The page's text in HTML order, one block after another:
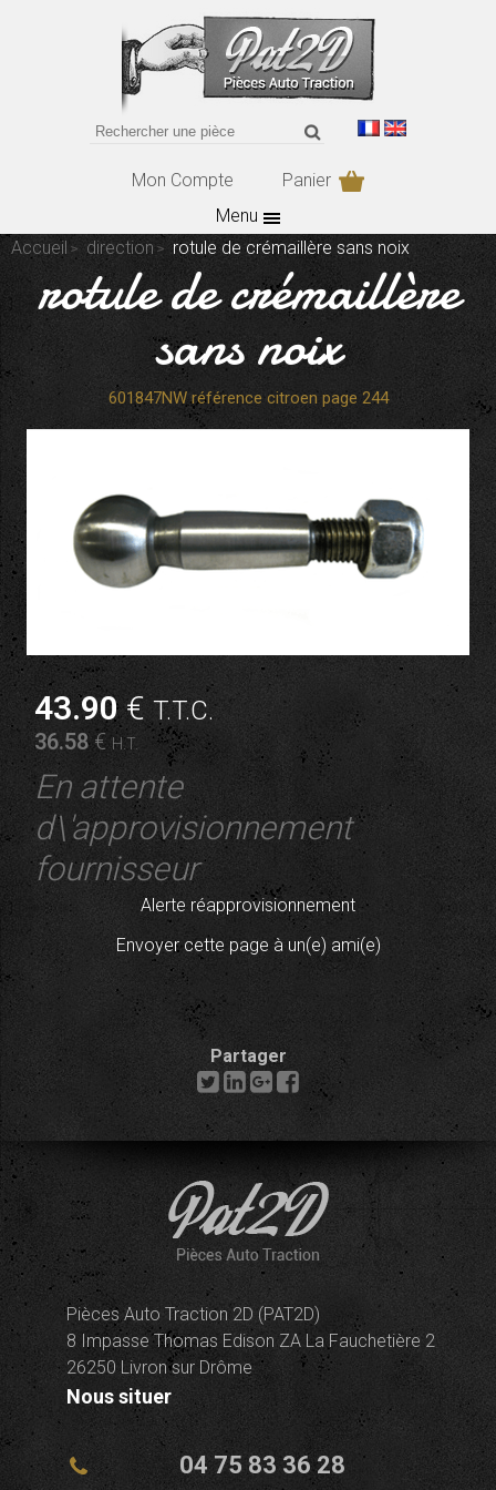
Mon Compte
Panier
Menu
Accueil
direction rotule de crémaillère sans noix
rotule de crémaillère
sans noix
601847NW référence citroen page 244
43.90€T.T.C.
36.58€ H.T.
En attente
d\'approvisionnement
fournisseur
Alerte réapprovisionnement
Envoyer cette page à un(e) ami(e)
Partager
Pièces Auto Traction 2D (PAT2D)
8 Impasse Thomas Edison ZA La Fauchetière 2
26250 Livron sur Drôme
Nous situer
04 75 83 36 28